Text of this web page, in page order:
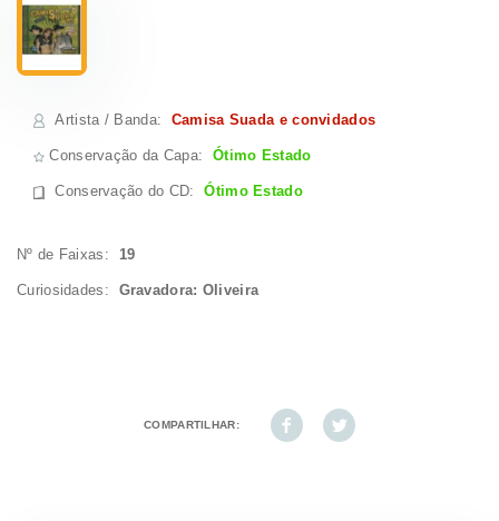
Artista / Banda: Camisa Suada e convidados
Conservação da Capa: Ótimo Estado
Conservação do CD:Ótimo Estado
Nº de Faixas: 19
Curiosidades: Gravadora: Oliveira
COMPARTILHAR: